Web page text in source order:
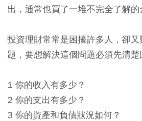
出，通常也買了一堆不完全了解的
投資理財常常是困擾許多人，卻
題，要想解決這個問題必須先清楚
1 你的收入有多少？
2 你的支出有多少？
3 你的資產和負債狀況如何？